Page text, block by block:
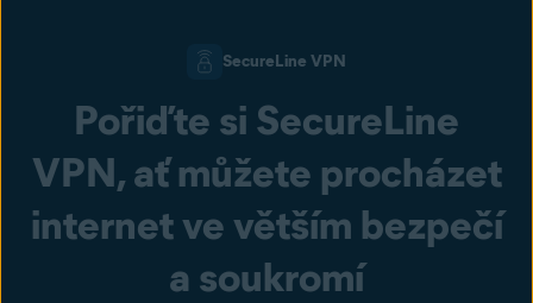
SecureLine VPN
Pořiďte si SecureLine
VPN, ať můžete procházet
internet ve větším bezpečí
a soukromí